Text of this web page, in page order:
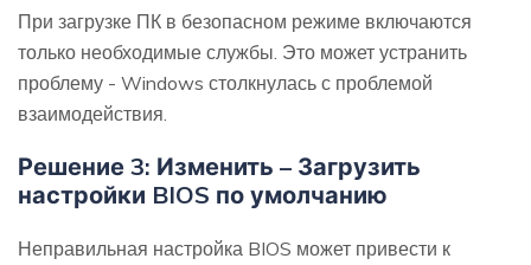
При загрузке ПК в безопасном режиме включаются
только необходимые службы. Это может устранить
проблему - Windows столкнулась с проблемой
взаимодействия.
Решение 3: Изменить – Загрузить
настройки BIOS по умолчанию
Неправильная настройка BIOS может привести к